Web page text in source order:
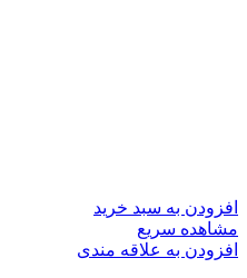
افزودن به سبد خرید
مشاهده سریع
افزودن به علاقه مندی